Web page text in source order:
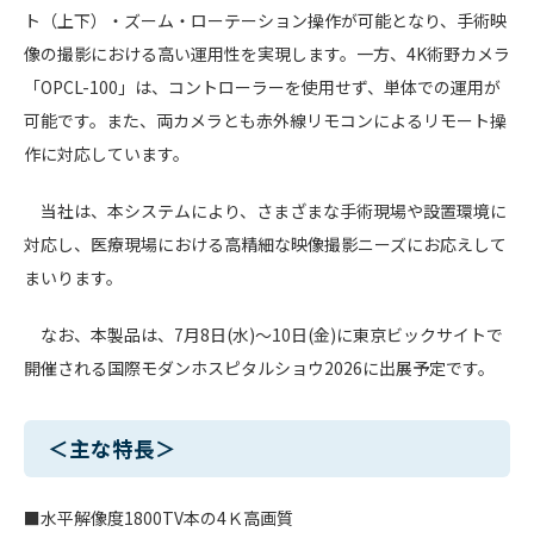
ト（上下）・ズーム・ローテーション操作が可能となり、手術映
像の撮影における高い運用性を実現します。一方、4K術野カメラ
「OPCL-100」は、コントローラーを使用せず、単体での運用が
可能です。また、両カメラとも赤外線リモコンによるリモート操
作に対応しています。
当社は、本システムにより、さまざまな手術現場や設置環境に
対応し、医療現場における高精細な映像撮影ニーズにお応えして
まいります。
なお、本製品は、7月8日(水)～10日(金)に東京ビックサイトで
開催される国際モダンホスピタルショウ2026に出展予定です。
＜主な特長＞
■水平解像度1800TV本の4Ｋ高画質